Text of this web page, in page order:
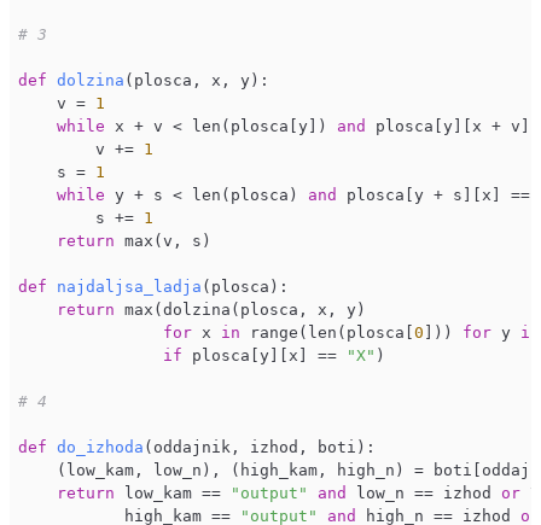
# 3
def dolzina (plosca, x, y) :
    v =
1
while x + v < len(plosca[y]) and
plosca[y][x + v]
        v +=
1
    s =
1
while y + s < len(plosca) and plosca[y + s][x] ==
        s +=
1
return max(v, s)
def najdaljsa_ladja (plosca) :
return max(dolzina(plosca, x, y)
for x in range(len(plosca[ 0 ])) for y in
if plosca[y][x] == "X" )
# 4
def do_izhoda (oddajnik, izhod, boti) :
(low_kam, low_n), (high_kam, high_n) =
return low_kam == "output" and low_n == izhod or \
           high_kam ==
"output" and high_n == izhod or